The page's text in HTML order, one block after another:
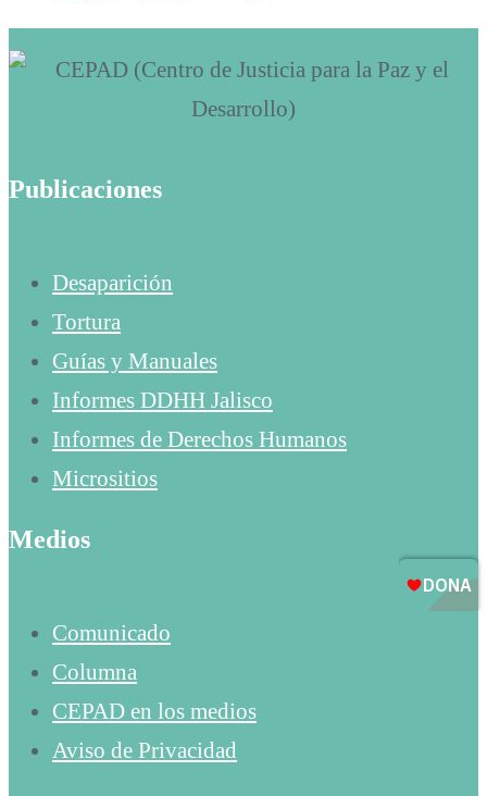
Publicaciones
Desaparición
Tortura
Guías y Manuales
Informes DDHH Jalisco
Informes de Derechos Humanos
Micrositios
Medios
Comunicado
Columna
CEPAD en los medios
Aviso de Privacidad